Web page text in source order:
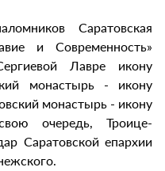
Саратовская
и Современность»
Лавре икону
монастырь - икону
монастырь - икону
очередь, Троице-
Саратовской епархии